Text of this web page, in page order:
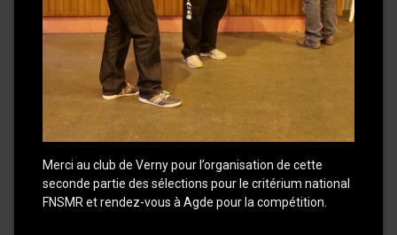
Merci au club de Verny pour l’organisation de cette
seconde partie des sélections pour le critérium national
FNSMR et rendez-vous à Agde pour la compétition.